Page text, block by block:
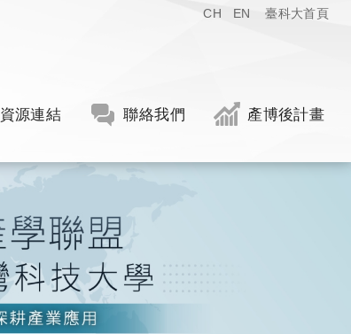
CH EN 臺科大首頁
資源連結 聯絡我們 產博後計畫